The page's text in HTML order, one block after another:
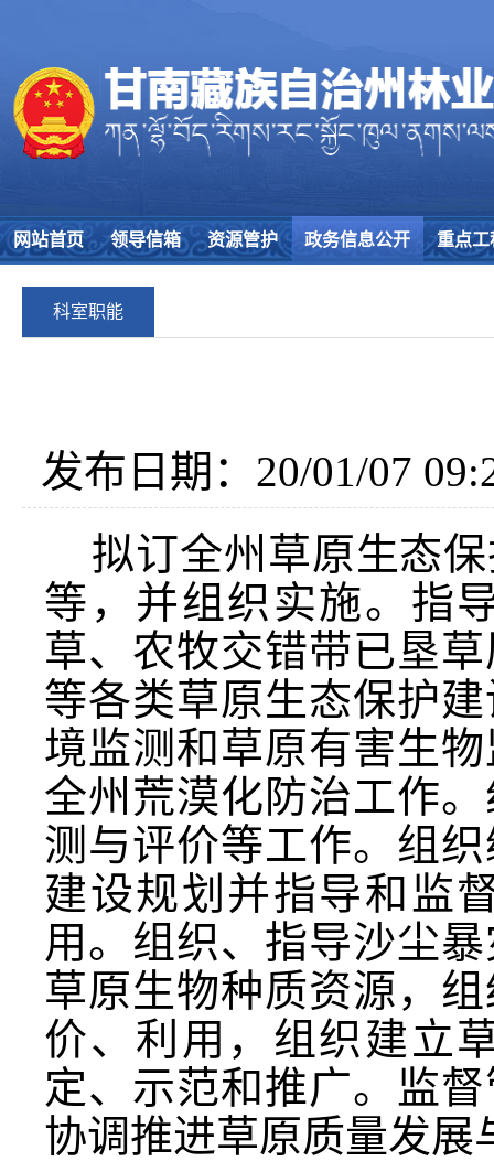
网站首页 领导信箱 资源管护 政务信息公开 重点工
科室职能
发布日期：20/01/07
拟订全州草原生态
等，并组织实施。指
草、农牧交错带已垦
等各类草原生态保护
境监测和草原有害生
全州荒漠化防治工作
测与评价等工作。组
建设规划并指导和监
用。组织、指导沙尘
草原生物种质资源，
价、利用，组织建立
定、示范和推广。监
协调推进草原质量发展